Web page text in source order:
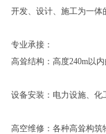
开发、设计、施工为一
专业承接：
高耸结构：高度240m以
设备安装：电力设施、化
高空维修：各种高耸构筑